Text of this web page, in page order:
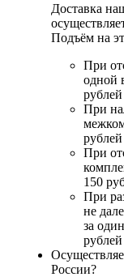
Доставка
Подъём на
При
одной
При
При
150
При
не
за
рублей
России?